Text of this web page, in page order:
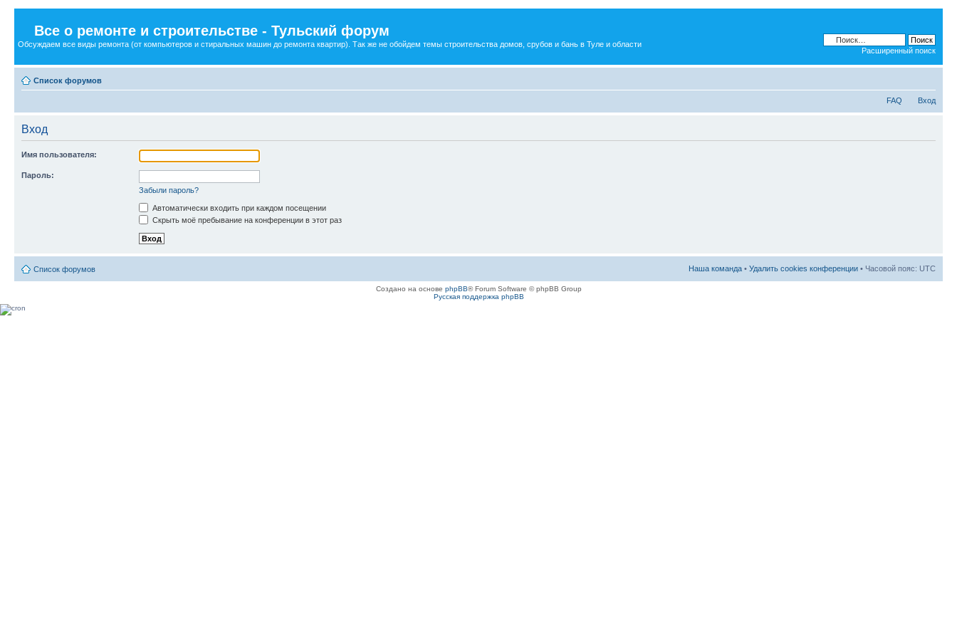
Все о ремонте и строительстве - Тульский форум
Обсуждаем все виды ремонта (от компьютеров и стиральных машин до ремонта квартир). Так же не обойдем темы строительства домов, срубов и бань в Туле и области
Расширенный поиск
Список форумов
FAQ Вход
Вход
Имя пользователя:
Пароль:
Забыли пароль?
Автоматически входить при каждом посещении
Скрыть моё пребывание на конференции в этот раз
Список форумов Наша команда • Удалить cookies конференции • Часовой пояс: UTC
Создано на основе phpBB® Forum Software © phpBB Group
Русская поддержка phpBB